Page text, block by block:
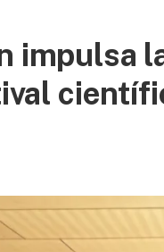
impulsa